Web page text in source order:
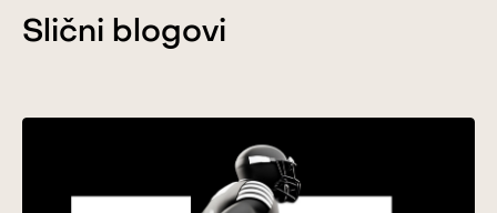
Slični blogovi